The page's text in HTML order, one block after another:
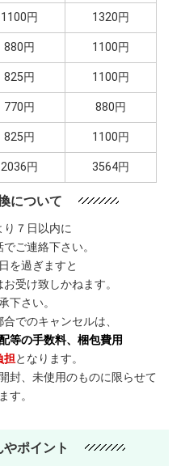
1100円 1320円
880円 1100円
825円 1100円
770円 880円
825円 1100円
2036円 3564円
について
り７日以内に
ご連絡下さい。
を過ぎますと
受け致しかねます。
下さい。
でのキャンセルは、
等の手数料、梱包費用
担となります。
封、未使用のものに限らせて
す。
ポイント